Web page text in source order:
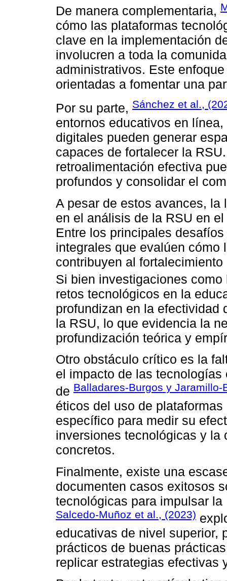
De manera complementaria,
cómo las plataformas
clave en la implementación
involucren a toda la
administrativos. Este
orientadas a fomentar una
Por su parte, Sánchez et al.,
entornos educativos en
digitales pueden generar
capaces de fortalecer la
retroalimentación efectiva
profundos y consolidar el
A pesar de estos avances,
en el análisis de la RSU en
Entre los principales
integrales que evalúen cómo
contribuyen al
Si bien investigaciones
retos tecnológicos en la
profundizan en la efectividad
la RSU, lo que evidencia la
profundización teórica y
Otro obstáculo crítico es la
el impacto de las
de Balladares-Burgos y Jaramillo-
éticos del uso de
específico para medir su
inversiones tecnológicas y la
concretos.
Finalmente, existe una
documenten casos exitosos
tecnológicas para impulsar
Salcedo-Muñoz et al., (2023)
educativas de nivel superior,
prácticos de buenas
replicar estrategias efectivas